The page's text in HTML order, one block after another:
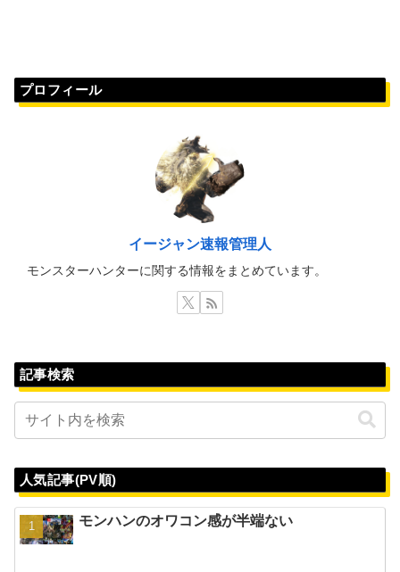
プロフィール
イージャン速報管理人
モンスターハンターに関する情報をまとめています。
記事検索
人気記事(PV順)
モンハンのオワコン感が半端ない